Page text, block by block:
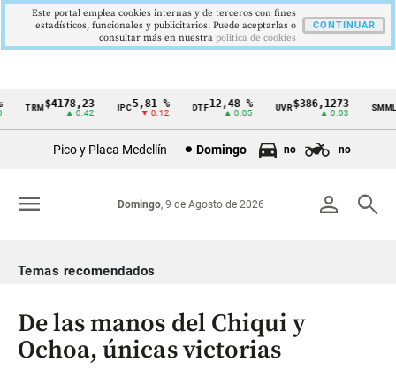
Cintillo
Colombia
TRM$4178,23
▲ 0.42
5,81 %
▼ 0.12
DTF12,48 %
▲ 0.05
UVR$386,1273
▲ 0.03
SMMLV
Pico y Placa Medellín Domingo no no
person search
Domingo, 9 de Agosto de 2026
menu
Temas recomendados
De las manos del Chiqui y
Ochoa, únicas victorias
Este portal emplea cookies internas y de terceros con fines
estadísticos, funcionales y publicitarios. Puede aceptarlas o
consultar más en nuestra politica de cookies
CONTINUAR